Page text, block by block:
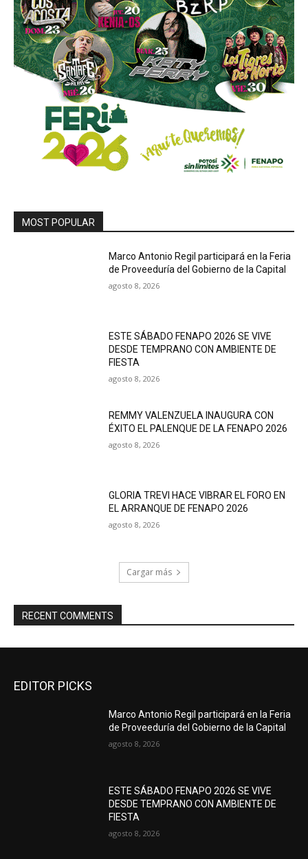
MOST POPULAR
Marco Antonio Regil participará en la Feria
de Proveeduría del Gobierno de la Capital
agosto 8, 2026
ESTE SÁBADO FENAPO 2026 SE VIVE
DESDE TEMPRANO CON AMBIENTE DE
FIESTA
agosto 8, 2026
REMMY VALENZUELA INAUGURA CON
ÉXITO EL PALENQUE DE LA FENAPO 2026
agosto 8, 2026
GLORIA TREVI HACE VIBRAR EL FORO EN
EL ARRANQUE DE FENAPO 2026
agosto 8, 2026
Cargar más
RECENT COMMENTS
EDITOR PICKS
Marco Antonio Regil participará en la Feria
de Proveeduría del Gobierno de la Capital
agosto 8, 2026
ESTE SÁBADO FENAPO 2026 SE VIVE
DESDE TEMPRANO CON AMBIENTE DE
FIESTA
agosto 8, 2026